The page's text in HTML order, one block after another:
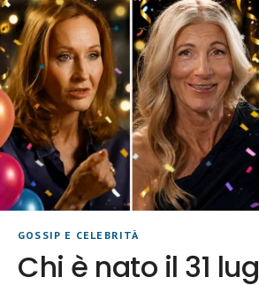
GOSSIP E CELEBRITÀ
Chi è nato il 31